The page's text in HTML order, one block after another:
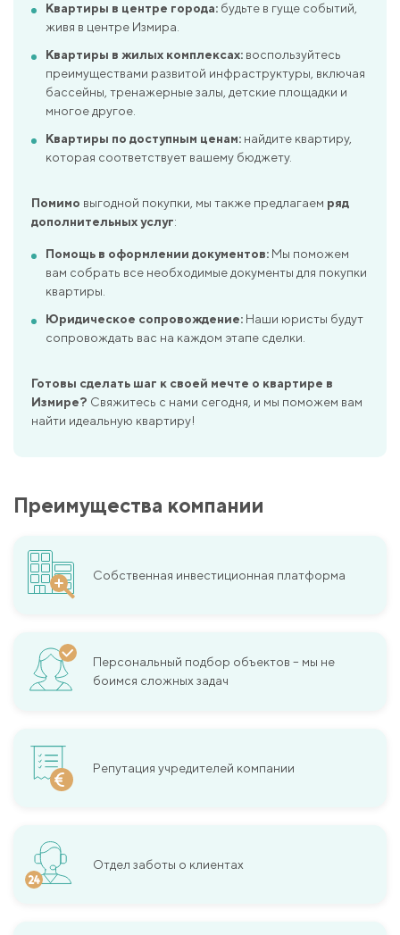
Квартиры в центре города: будьте в гуще событий,
живя в центре Измира.
Квартиры в жилых комплексах: воспользуйтесь
преимуществами развитой инфраструктуры, включая
бассейны, тренажерные залы, детские площадки и
многое другое.
Квартиры по доступным ценам: найдите квартиру,
которая соответствует вашему бюджету.
Помимо выгодной покупки, мы также предлагаем ряд
дополнительных услуг:
Помощь в оформлении документов: Мы поможем
вам собрать все необходимые документы для покупки
квартиры.
Юридическое сопровождение: Наши юристы будут
сопровождать вас на каждом этапе сделки.
Готовы сделать шаг к своей мечте о квартире в
Измире? Свяжитесь с нами сегодня, и мы поможем вам
найти идеальную квартиру!
Преимущества компании
Собственная инвестиционная платформа
Персональный подбор объектов – мы не
боимся сложных задач
Репутация учредителей компании
Отдел заботы о клиентах